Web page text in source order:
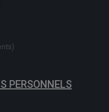
PERSONNELS